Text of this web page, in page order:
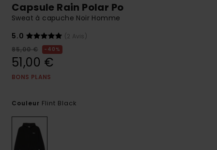
Capsule Rain Polar Po
Sweat à capuche Noir Homme
5.0
(2 Avis)
85,00 €
40%
51,00 €
BONS PLANS
Couleur Flint Black